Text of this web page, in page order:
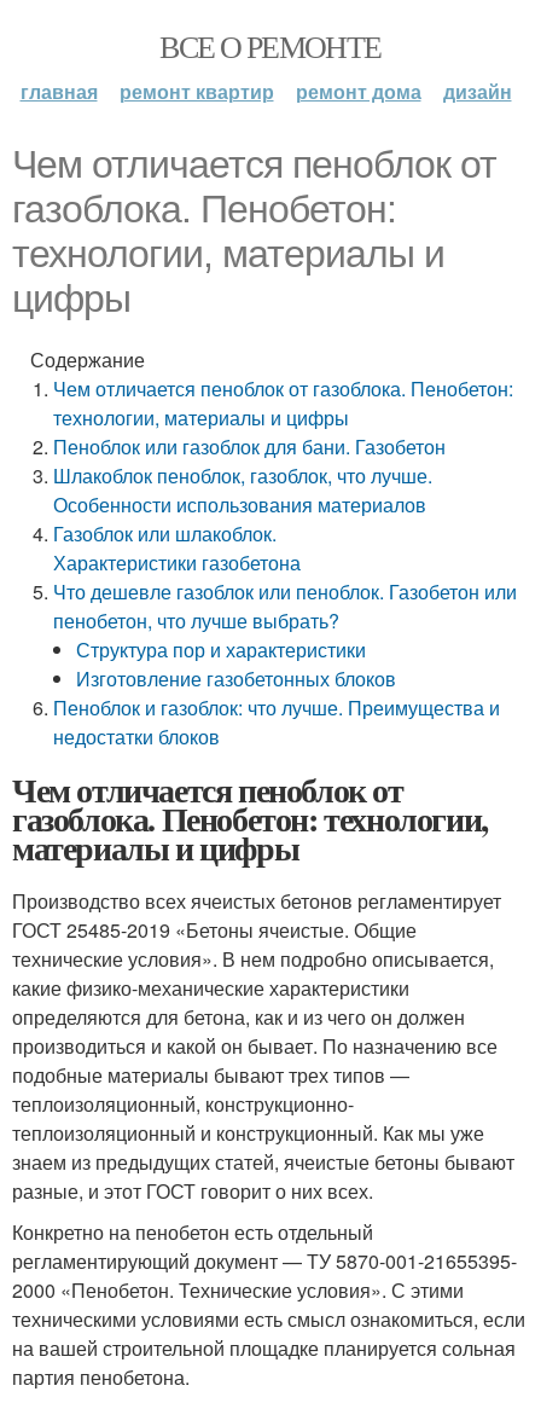
ВСЕ О РЕМОНТЕ
главная ремонт квартир ремонт дома дизайн
Чем отличается пеноблок от
газоблока. Пенобетон:
технологии, материалы и
цифры
Содержание
Чем отличается пеноблок от газоблока. Пенобетон:
технологии, материалы и цифры
Пеноблок или газоблок для бани. Газобетон
Шлакоблок пеноблок, газоблок, что лучше.
Особенности использования материалов
Газоблок или шлакоблок.
Характеристики газобетона
Что дешевле газоблок или пеноблок. Газобетон или
пенобетон, что лучше выбрать?
Структура пор и характеристики
Изготовление газобетонных блоков
Пеноблок и газоблок: что лучше. Преимущества и
недостатки блоков
Чем отличается пеноблок от
газоблока. Пенобетон: технологии,
материалы и цифры
Производство всех ячеистых бетонов регламентирует
ГОСТ 25485-2019 «Бетоны ячеистые. Общие
технические условия». В нем подробно описывается,
какие физико-механические характеристики
определяются для бетона, как и из чего он должен
производиться и какой он бывает. По назначению все
подобные материалы бывают трех типов —
теплоизоляционный, конструкционно-
теплоизоляционный и конструкционный. Как мы уже
знаем из предыдущих статей, ячеистые бетоны бывают
разные, и этот ГОСТ говорит о них всех.
Конкретно на пенобетон есть отдельный
регламентирующий документ — ТУ 5870-001-21655395-
2000 «Пенобетон. Технические условия». С этими
техническими условиями есть смысл ознакомиться, если
на вашей строительной площадке планируется сольная
партия пенобетона.